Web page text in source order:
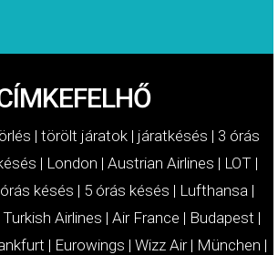
| törölt járatok | járatkésés | 3 órás
| London | Austrian Airlines | LOT|
késés | 5 órás késés | Lufthansa |
Turkish Airlines | Air France | Budapest |
| Eurowings | Wizz Air| München |